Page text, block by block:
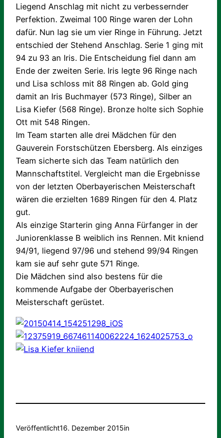
Liegend Anschlag mit nicht zu verbessernder
Perfektion. Zweimal 100 Ringe waren der Lohn
dafür. Nun lag sie um vier Ringe in Führung. Jetzt
entschied der Stehend Anschlag. Serie 1 ging mit
94 zu 93 an Iris. Die Entscheidung fiel dann am
Ende der zweiten Serie. Iris legte 96 Ringe nach
und Lisa schloss mit 88 Ringen ab. Gold ging
damit an Iris Buchmayer (573 Ringe), Silber an
Lisa Kiefer (568 Ringe). Bronze holte sich Sophie
Ott mit 548 Ringen.
Im Team starten alle drei Mädchen für den
Gauverein Forstschützen Ebersberg. Als einziges
Team sicherte sich das Team natürlich den
Mannschaftstitel. Vergleicht man die Ergebnisse
von der letzten Oberbayerischen Meisterschaft
wären die erzielten 1689 Ringen für den 4. Platz
gut.
Als einzige Starterin ging Anna Fürfanger in der
Juniorenklasse B weiblich ins Rennen. Mit kniend
94/91, liegend 97/96 und stehend 99/94 Ringen
kam sie auf sehr gute 571 Ringe.
Die Mädchen sind also bestens für die
kommende Aufgabe der Oberbayerischen
Meisterschaft gerüstet.
Veröffentlicht16. Dezember 2015in